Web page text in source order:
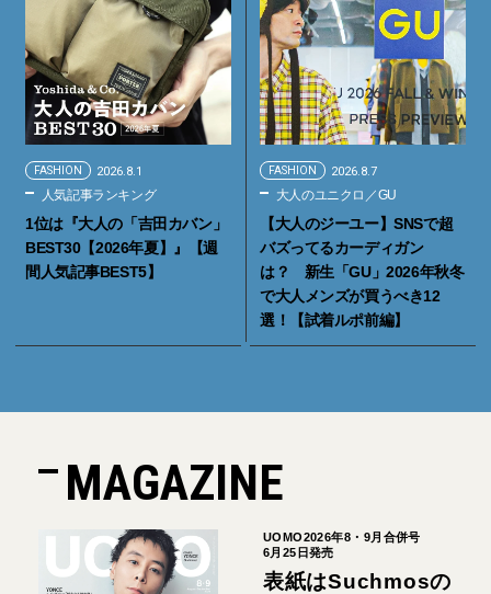
FASHION 2026.8.1
人気記事ランキング
1位は『大人の「吉田カバン」
BEST30【2026年夏】』【週
間人気記事BEST5】
FASHION 2026.8.7
大人のユニクロ／GU
【大人のジーユー】SNSで超
バズってるカーディガン
は？ 新生「GU」2026年秋冬
で大人メンズが買うべき12
選！【試着ルポ前編】
MAGAZINE
UOMO2026年8・9月合併号
6月25日発売
表紙はSuchmosの